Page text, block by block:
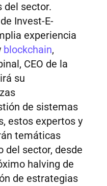
del sector.
Invest-E-
experiencia
blockchain,
CEO de la
su
de sistemas
estos expertos y
temáticas
del sector, desde
halving de
de estrategias